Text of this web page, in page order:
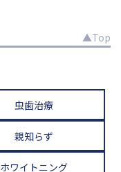
▲Top
虫歯治療
親知らず
ホワイトニング